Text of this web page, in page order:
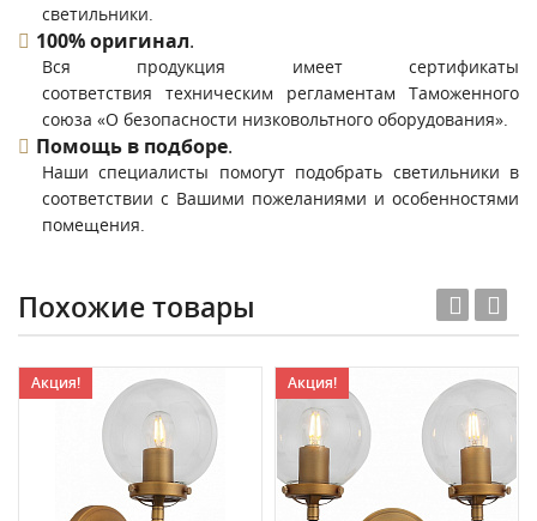
светильники.
100% оригинал.
Вся продукция имеет сертификаты
соответствия техническим регламентам Таможенного
союза «О безопасности низковольтного оборудования».
Помощь в подборе.
Наши специалисты помогут подобрать светильники в
соответствии с Вашими пожеланиями и особенностями
помещения.
Похожие товары
Акция! Акция!